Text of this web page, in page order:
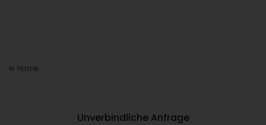
Home
Unverbindliche Anfrage